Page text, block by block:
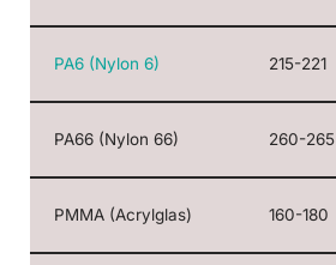
PA6 (Nylon 6) 215-221
PA66 (Nylon 66) 260-265
PMMA (Acrylglas) 160-180